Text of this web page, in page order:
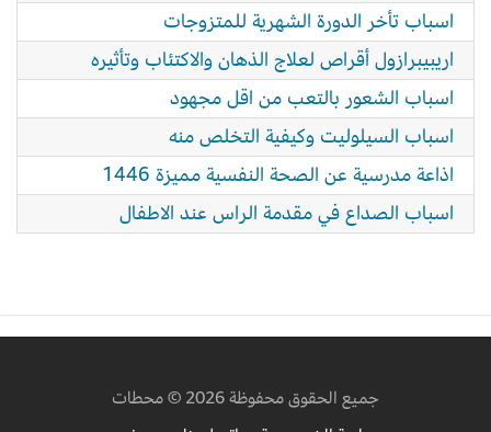
اسباب تأخر الدورة الشهرية للمتزوجات
اريبيبرازول أقراص لعلاج الذهان والاكتئاب وتأثيره
اسباب الشعور بالتعب من اقل مجهود
اسباب السيلوليت وكيفية التخلص منه
اذاعة مدرسية عن الصحة النفسية مميزة 1446
اسباب الصداع في مقدمة الراس عند الاطفال
جميع الحقوق محفوظة 2026 © محطات